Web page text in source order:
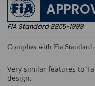
FIA Standard 8855-1999
Complies with Fia Standard
Very similar features to
design.